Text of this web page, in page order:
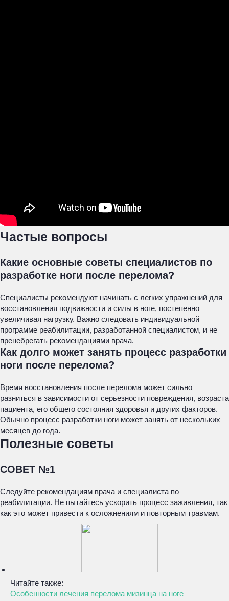
Частые вопросы
Какие основные советы специалистов по
разработке ноги после перелома?
Специалисты рекомендуют начинать с легких упражнений для
восстановления подвижности и силы в ноге, постепенно
увеличивая нагрузку. Важно следовать индивидуальной
программе реабилитации, разработанной специалистом, и не
пренебрегать рекомендациями врача.
Как долго может занять процесс разработки
ноги после перелома?
Время восстановления после перелома может сильно
разниться в зависимости от серьезности повреждения, возраста
пациента, его общего состояния здоровья и других факторов.
Обычно процесс разработки ноги может занять от нескольких
месяцев до года.
Полезные советы
СОВЕТ №1
Следуйте рекомендациям врача и специалиста по
реабилитации. Не пытайтесь ускорить процесс заживления, так
как это может привести к осложнениям и повторным травмам.
Читайте также:
Особенности лечения перелома мизинца на ноге